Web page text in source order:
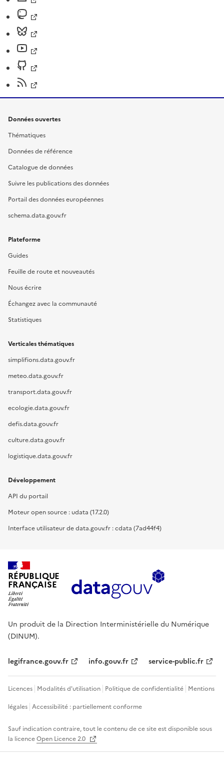
Données ouvertes
Thématiques
Données de référence
Catalogue de données
Suivre les publications des données
Portail des données européennes
schema.data.gouv.fr
Plateforme
Guides
Feuille de route et nouveautés
Nous écrire
Échangez avec la communauté
Statistiques
Verticales thématiques
simplifions.data.gouv.fr
meteo.data.gouv.fr
transport.data.gouv.fr
ecologie.data.gouv.fr
defis.data.gouv.fr
culture.data.gouv.fr
logistique.data.gouv.fr
Développement
API du portail
Moteur open source : udata (17.2.0)
Interface utilisateur de data.gouv.fr : cdata (7ad44f4)
RÉPUBLIQUE
FRANÇAISE
Un produit de la Direction Interministérielle du Numérique
(DINUM).
legifrance.gouv.fr info.gouv.fr service-public.fr
Licences Modalités d'utilisation Politique de confidentialité Mentions
légales Accessibilité : partiellement conforme
Sauf indication contraire, tout le contenu de ce site est disponible sous
la licenceOpen Licence 2.0